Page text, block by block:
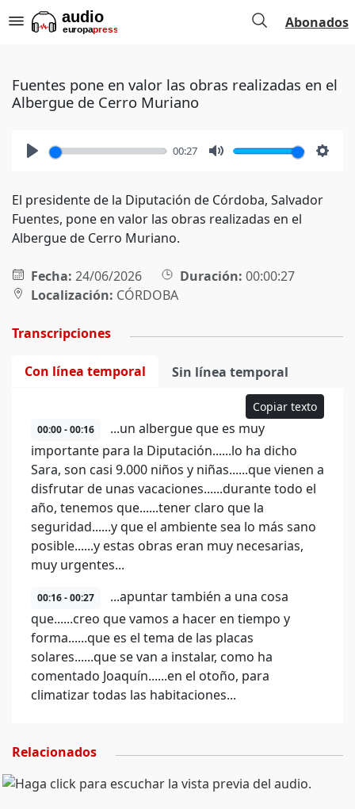
Abonados
Fuentes pone en valor las obras realizadas en el
Albergue de Cerro Muriano
00:27
El presidente de la Diputación de Córdoba, Salvador
Fuentes, pone en valor las obras realizadas en el
Albergue de Cerro Muriano.
Fecha: 24/06/2026 Duración: 00:00:27
Localización: CÓRDOBA
Transcripciones
Con línea temporal Sin línea temporal
Copiar texto
00:00 - 00:16
...un albergue que es muy
importante para la Diputación......lo ha dicho
Sara, son casi 9.000 niños y niñas......que vienen a
disfrutar de unas vacaciones......durante todo el
año, tenemos que......tener claro que la
seguridad......y que el ambiente sea lo más sano
posible......y estas obras eran muy necesarias,
muy urgentes...
00:16 - 00:27
...apuntar también a una cosa
que......creo que vamos a hacer en tiempo y
forma......que es el tema de las placas
solares......que se van a instalar, como ha
comentado Joaquín......en el otoño, para
climatizar todas las habitaciones...
Relacionados